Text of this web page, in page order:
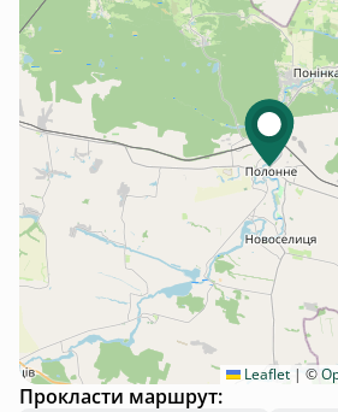
Leaflet | ©
Прокласти маршрут: